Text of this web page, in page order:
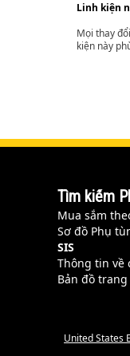
Linh kiện
Mọi thay
kiện này
Tìm kiếm
Mua sắm
Sơ đồ Phụ
SIS
Thông tin về
Bản đồ trang
United States